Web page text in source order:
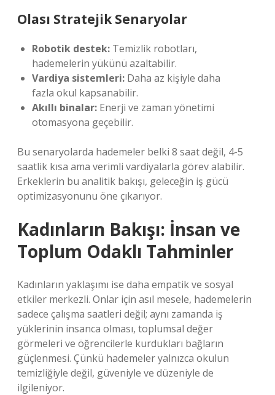
Olası Stratejik Senaryolar
Robotik destek: Temizlik robotları,
hademelerin yükünü azaltabilir.
Vardiya sistemleri: Daha az kişiyle daha
fazla okul kapsanabilir.
Akıllı binalar: Enerji ve zaman yönetimi
otomasyona geçebilir.
Bu senaryolarda hademeler belki 8 saat değil, 4-5
saatlik kısa ama verimli vardiyalarla görev alabilir.
Erkeklerin bu analitik bakışı, geleceğin iş gücü
optimizasyonunu öne çıkarıyor.
Kadınların Bakışı: İnsan ve
Toplum Odaklı Tahminler
Kadınların yaklaşımı ise daha empatik ve sosyal
etkiler merkezli. Onlar için asıl mesele, hademelerin
sadece çalışma saatleri değil; aynı zamanda iş
yüklerinin insanca olması, toplumsal değer
görmeleri ve öğrencilerle kurdukları bağların
güçlenmesi. Çünkü hademeler yalnızca okulun
temizliğiyle değil, güveniyle ve düzeniyle de
ilgileniyor.